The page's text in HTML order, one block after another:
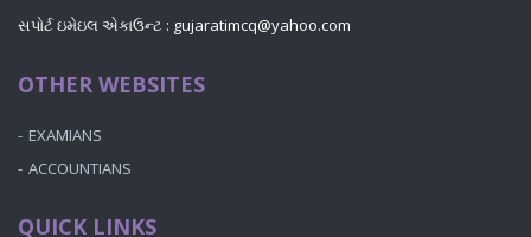
સપોર્ટ ઇમેઇલ એકાઉન્ટ : gujaratimcq@yahoo.com
OTHER WEBSITES
EXAMIANS
ACCOUNTIANS
QUICK LINKS